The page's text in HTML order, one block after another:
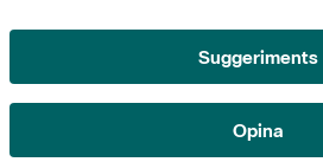
Suggeriments
Opina